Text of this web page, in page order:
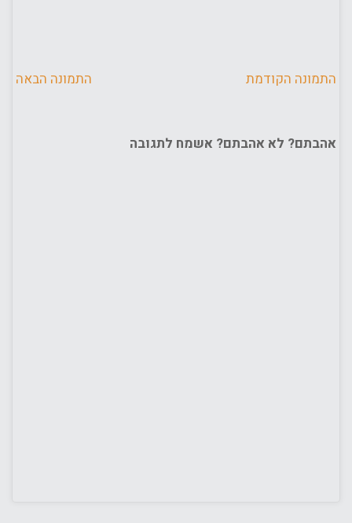
התמונה הקודמת התמונה הבאה
אהבתם? לא אהבתם? אשמח לתגובה